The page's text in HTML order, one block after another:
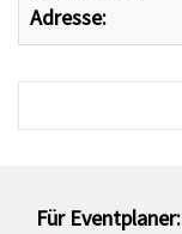
Adresse:
Für Eventplaner: